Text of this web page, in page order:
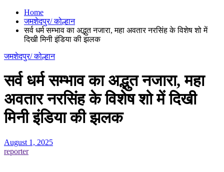
Home
जमशेदपुर/ कोल्हान
सर्व धर्म सम्भाव का अद्भुत नजारा, महा अवतार नरसिंह के विशेष शो में
दिखी मिनी इंडिया की झलक
जमशेदपुर/ कोल्हान
सर्व धर्म सम्भाव का अद्भुत नजारा, महा
अवतार नरसिंह के विशेष शो में दिखी
मिनी इंडिया की झलक
August 1, 2025
reporter